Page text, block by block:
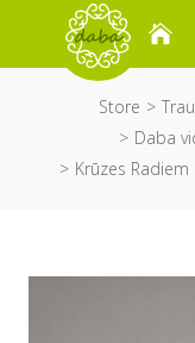
Store
Daba
Krūzes